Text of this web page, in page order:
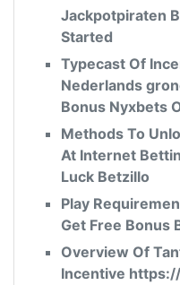
Jackpotpiraten
Started
Typecast Of
Nederlands
Bonus Nyxbets
Methods To
At Internet
Luck Betzillo
Play
Get Free Bonus
Overview Of
Incentive